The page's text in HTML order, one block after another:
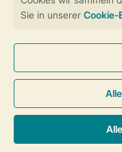
Cookies
© 2026